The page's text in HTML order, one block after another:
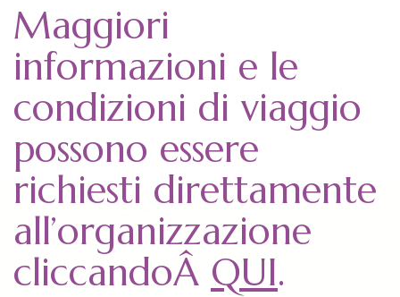
Maggiori
informazioni e le
condizioni di viaggio
possono essere
richiesti direttamente
all’organizzazione
cliccandoÂ QUI.